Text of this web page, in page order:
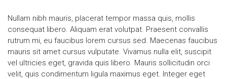
Nullam nibh mauris, placerat tempor massa quis, mollis
consequat libero. Aliquam erat volutpat. Praesent convallis
rutrum mi, eu faucibus lorem cursus sed. Maecenas faucibus
mauris sit amet cursus vulputate. Vivamus nulla elit, suscipit
vel ultricies eget, gravida quis libero. Mauris sollicitudin orci
velit, quis condimentum ligula maximus eget. Integer eget